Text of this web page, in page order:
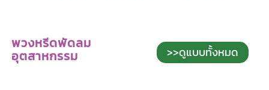
พวงหรีดพัดลม
อุตสาหกรรม >>ดูแบบทั้งหมด